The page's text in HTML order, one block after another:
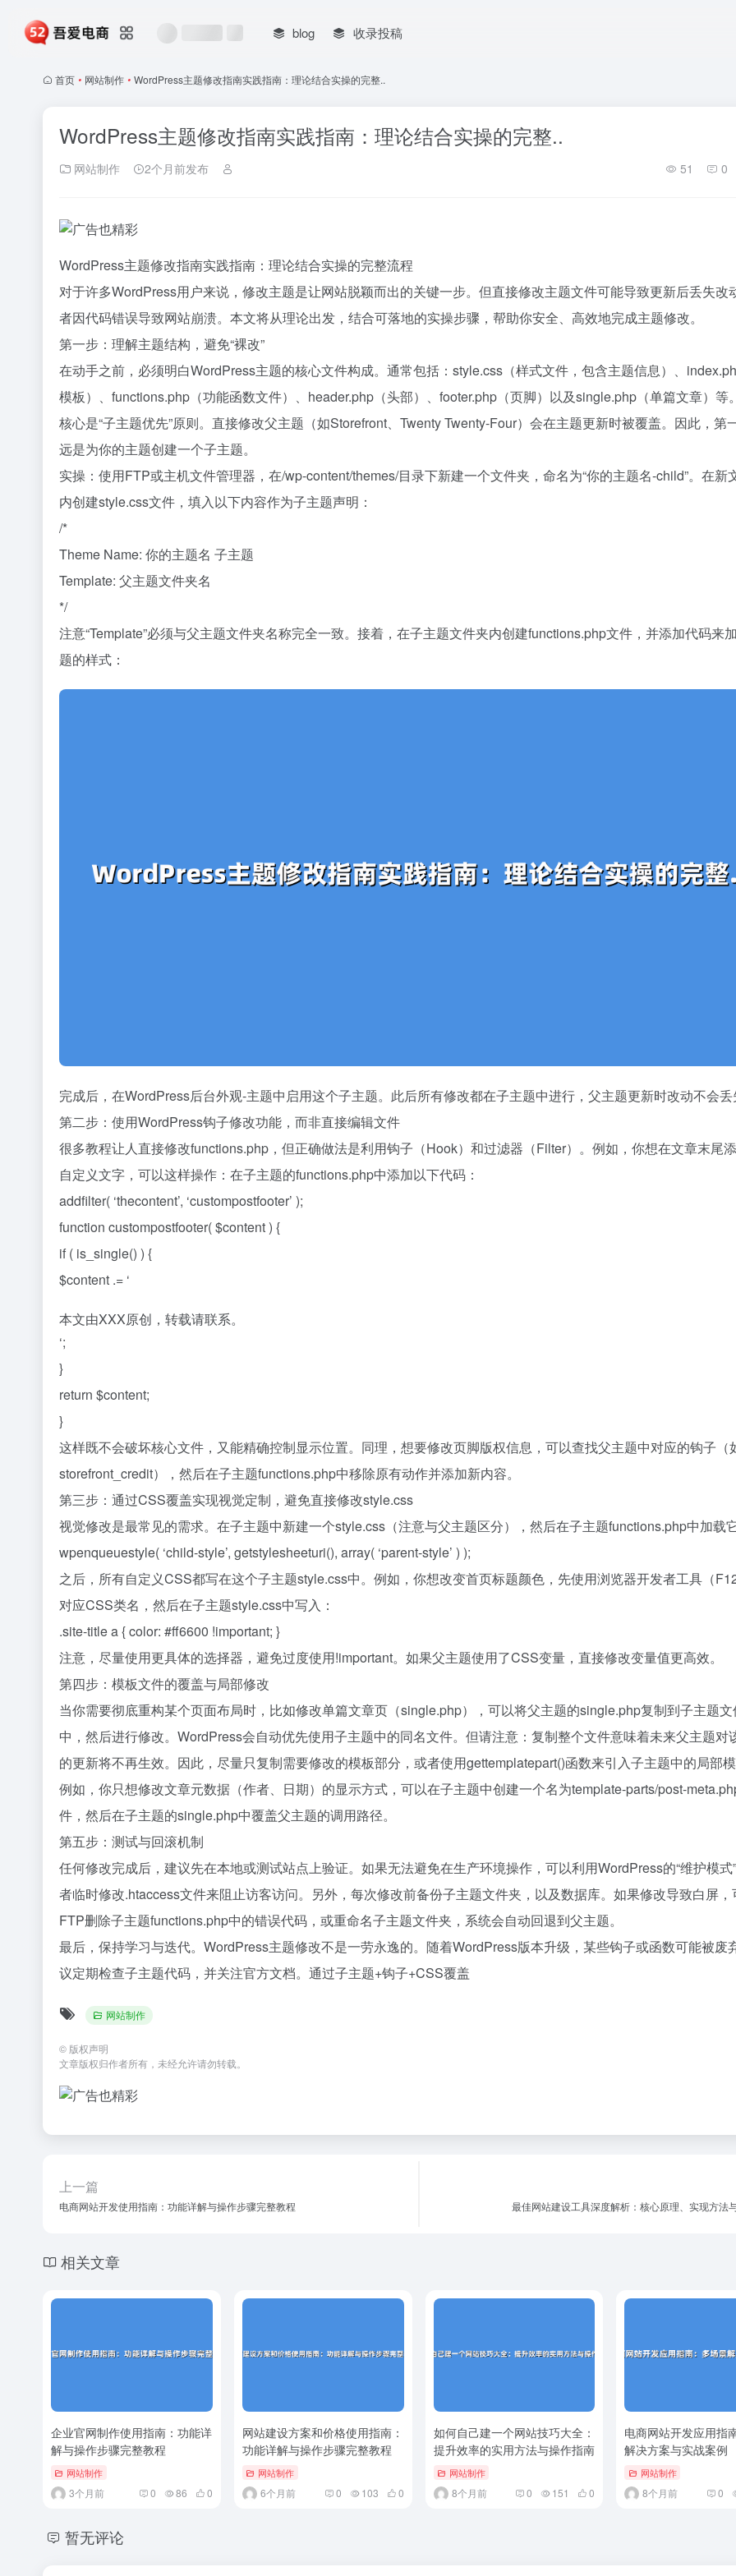
blog 收录投稿
首页 • 网站制作 • WordPress主题修改指南实践指南：理论结合实操的完整..
WordPress主题修改指南实践指南：理论结合实操的完整..
网站制作 2个月前发布 51 0
WordPress主题修改指南实践指南：理论结合实操的完整流程
对于许多WordPress用户来说，修改主题是让网站脱颖而出的关键一步。但直接修改主题文件可能导致更新后丢失改
者因代码错误导致网站崩溃。本文将从理论出发，结合可落地的实操步骤，帮助你安全、高效地完成主题修改。
第一步：理解主题结构，避免“裸改”
在动手之前，必须明白WordPress主题的核心文件构成。通常包括：style.css（样式文件，包含主题信息）、
模板）、functions.php（功能函数文件）、header.php（头部）、footer.php（页脚）以及single.php（单篇文章）等
核心是“子主题优先”原则。直接修改父主题（如Storefront、Twenty Twenty-Four）会在主题更新时被覆盖。因此，第
远是为你的主题创建一个子主题。
实操：使用FTP或主机文件管理器，在/wp-content/themes/目录下新建一个文件夹，命名为“你的主题名-child”。在新
内创建style.css文件，填入以下内容作为子主题声明：
/*
Theme Name: 你的主题名 子主题
Template: 父主题文件夹名
*/
注意“Template”必须与父主题文件夹名称完全一致。接着，在子主题文件夹内创建functions.php文件，并添加代码来
题的样式：
完成后，在WordPress后台外观-主题中启用这个子主题。此后所有修改都在子主题中进行，父主题更新时改动不会
第二步：使用WordPress钩子修改功能，而非直接编辑文件
很多教程让人直接修改functions.php，但正确做法是利用钩子（Hook）和过滤器（Filter）。例如，你想在文章末尾
自定义文字，可以这样操作：在子主题的functions.php中添加以下代码：
addfilter( ‘thecontent’, ‘custompostfooter’ );
function custompostfooter( $content ) {
if ( is_single() ) {
$content .= ‘
本文由XXX原创，转载请联系。
‘;
}
return $content;
}
这样既不会破坏核心文件，又能精确控制显示位置。同理，想要修改页脚版权信息，可以查找父主题中对应的钩子（
storefront_credit），然后在子主题functions.php中移除原有动作并添加新内容。
第三步：通过CSS覆盖实现视觉定制，避免直接修改style.css
视觉修改是最常见的需求。在子主题中新建一个style.css（注意与父主题区分），然后在子主题functions.php中加载
wpenqueuestyle( ‘child-style’, getstylesheeturi(), array( ‘parent-style’ ) );
之后，所有自定义CSS都写在这个子主题style.css中。例如，你想改变首页标题颜色，先使用浏览器开发者工具（
对应CSS类名，然后在子主题style.css中写入：
.site-title a { color: #ff6600 !important; }
注意，尽量使用更具体的选择器，避免过度使用!important。如果父主题使用了CSS变量，直接修改变量值更高效。
第四步：模板文件的覆盖与局部修改
当你需要彻底重构某个页面布局时，比如修改单篇文章页（single.php），可以将父主题的single.php复制到子主题
中，然后进行修改。WordPress会自动优先使用子主题中的同名文件。但请注意：复制整个文件意味着未来父主题对
的更新将不再生效。因此，尽量只复制需要修改的模板部分，或者使用gettemplatepart()函数来引入子主题中的局部
例如，你只想修改文章元数据（作者、日期）的显示方式，可以在子主题中创建一个名为template-parts/post-
件，然后在子主题的single.php中覆盖父主题的调用路径。
第五步：测试与回滚机制
任何修改完成后，建议先在本地或测试站点上验证。如果无法避免在生产环境操作，可以利用WordPress的“维护模式
者临时修改.htaccess文件来阻止访客访问。另外，每次修改前备份子主题文件夹，以及数据库。如果修改导致白屏，
FTP删除子主题functions.php中的错误代码，或重命名子主题文件夹，系统会自动回退到父主题。
最后，保持学习与迭代。WordPress主题修改不是一劳永逸的。随着WordPress版本升级，某些钩子或函数可能被废
议定期检查子主题代码，并关注官方文档。通过子主题+钩子+CSS覆盖
网站制作
© 版权声明
文章版权归作者所有，未经允许请勿转载。
上一篇
电商网站开发使用指南：功能详解与操作步骤完整教程 最佳网站建设工具深度解析：核心原理、实现方法
相关文章
企业官网制作使用指南：功能详
解与操作步骤完整教程
网站制作
3个月前 0 86 0
网站建设方案和价格使用指南：
功能详解与操作步骤完整教程
网站制作
6个月前 0 103 0
如何自己建一个网站技巧大全：
提升效率的实用方法与操作指南
网站制作
8个月前 0 151 0
电商网站开发应用指
解决方案与实战案例
网站制作
8个月前 0
暂无评论